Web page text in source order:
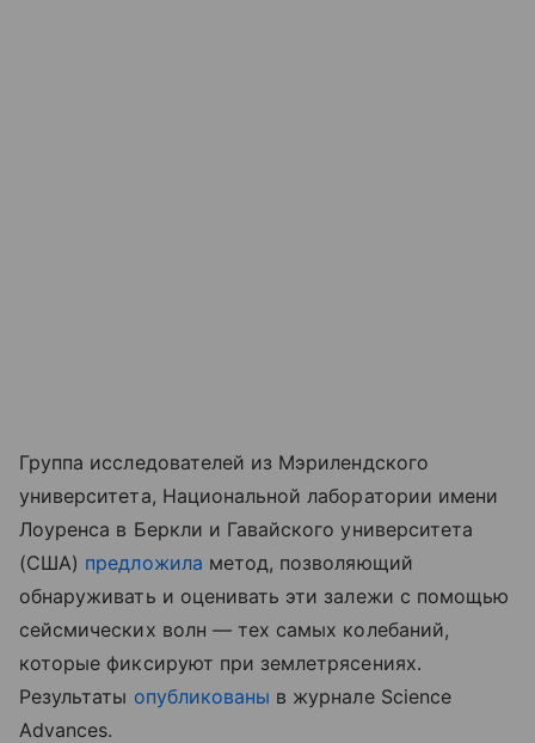
Группа исследователей из Мэрилендского
университета, Национальной лаборатории имени
Лоуренса в Беркли и Гавайского университета
(США) предложила метод, позволяющий
обнаруживать и оценивать эти залежи с помощью
сейсмических волн — тех самых колебаний,
которые фиксируют при землетрясениях.
Результаты опубликованы в журнале Science
Advances.